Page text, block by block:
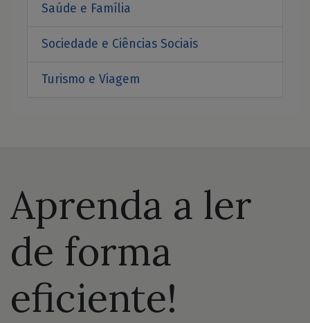
Saúde e Família
Sociedade e Ciências Sociais
Turismo e Viagem
Aprenda a ler
de forma
eficiente!